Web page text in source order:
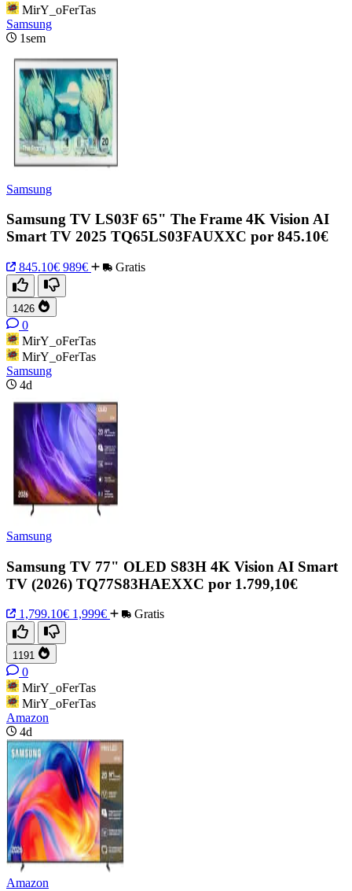
MirY_oFerTas
Samsung
1sem
Samsung
Samsung TV LS03F 65" The Frame 4K Vision AI
Smart TV 2025 TQ65LS03FAUXXC por 845.10€
845.10€ 989€ Gratis
1426
0
MirY_oFerTas
MirY_oFerTas
Samsung
4d
Samsung
Samsung TV 77" OLED S83H 4K Vision AI Smart
TV (2026) TQ77S83HAEXXC por 1.799,10€
1,799.10€ 1,999€ Gratis
1191
0
MirY_oFerTas
MirY_oFerTas
Amazon
4d
Amazon